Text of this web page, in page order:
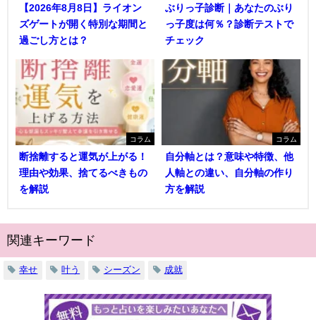
【2026年8月8日】ライオン
ズゲートが開く特別な期間と
過ごし方とは？
ぶりっ子診断｜あなたのぶり
っ子度は何％？診断テストで
チェック
コラム
断捨離すると運気が上がる！
理由や効果、捨てるべきもの
を解説
コラム
自分軸とは？意味や特徴、他
人軸との違い、自分軸の作り
方を解説
関連キーワード
幸せ 叶う シーズン 成就